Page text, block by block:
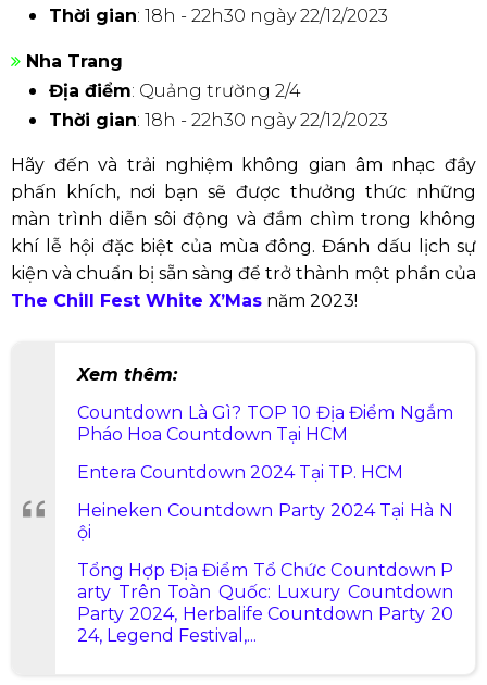
Thời gian: 18h - 22h30 ngày 22/12/2023
Nha Trang
Địa điểm: Quảng trường 2/4
Thời gian: 18h - 22h30 ngày 22/12/2023
Hãy đến và trải nghiệm không gian âm nhạc đầy
phấn khích, nơi bạn sẽ được thưởng thức những
màn trình diễn sôi động và đắm chìm trong không
khí lễ hội đặc biệt của mùa đông. Đánh dấu lịch sự
kiện và chuẩn bị sẵn sàng để trở thành một phần của
The Chill Fest White X’Mas năm 2023!
Xem thêm:
Countdown Là Gì? TOP 10 Địa Điểm Ngắm
Pháo Hoa Countdown Tại HCM
Entera Countdown 2024 Tại TP. HCM
Heineken Countdown Party 2024 Tại Hà N
ội
Tổng Hợp Địa Điểm Tổ Chức Countdown P
arty Trên Toàn Quốc: Luxury Countdown
Party 2024, Herbalife Countdown Party 20
24, Legend Festival,...